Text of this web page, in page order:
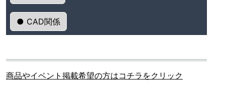
● CAD関係
商品やイベント掲載希望の方はコチラをクリック